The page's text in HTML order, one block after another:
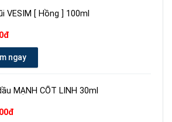
VESIM [ Hồng ] 100ml
ngay
MẠNH CỐT LINH 30ml